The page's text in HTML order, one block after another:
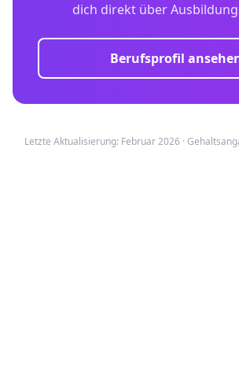
dich direkt über
Berufsprofil
Letzte Aktualisierung: Februar 2026 ·